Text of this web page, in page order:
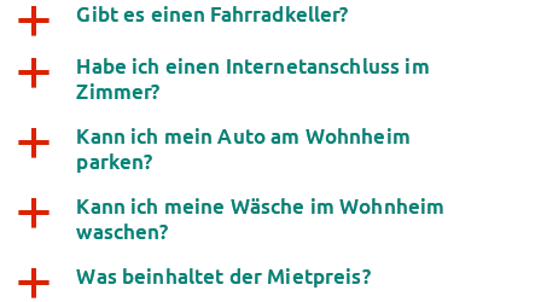
AnsprechpartnerInnen
Über uns
Infopoints & Beratungscenter
Beratungstermine im Überblick
Unsere Organisation
Verwaltungsrat
Personalrat
Lageplan
Stellenangebote
a Gibt es einen Fahrradkeller?
a
Habe ich einen Internetanschluss im
Zimmer?
a
Kann ich mein Auto am Wohnheim
parken?
a
Kann ich meine Wäsche im Wohnheim
waschen?
a Was beinhaltet der Mietpreis?